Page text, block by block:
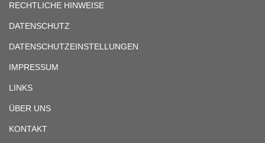
RECHTLICHE HINWEISE
DATENSCHUTZ
DATENSCHUTZEINSTELLUNGEN
IMPRESSUM
LINKS
ÜBER UNS
KONTAKT